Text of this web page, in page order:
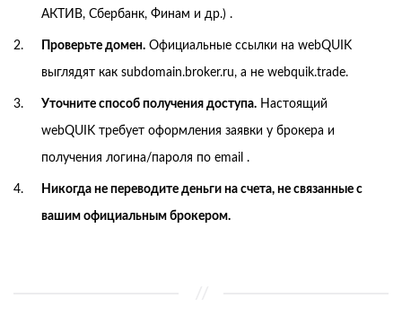
АКТИВ, Сбербанк, Финам и др.) .
Проверьте домен. Официальные ссылки на webQUIK
выглядят как subdomain.broker.ru, а не webquik.trade.
Уточните способ получения доступа. Настоящий
webQUIK требует оформления заявки у брокера и
получения логина/пароля по email .
Никогда не переводите деньги на счета, не связанные с
вашим официальным брокером.